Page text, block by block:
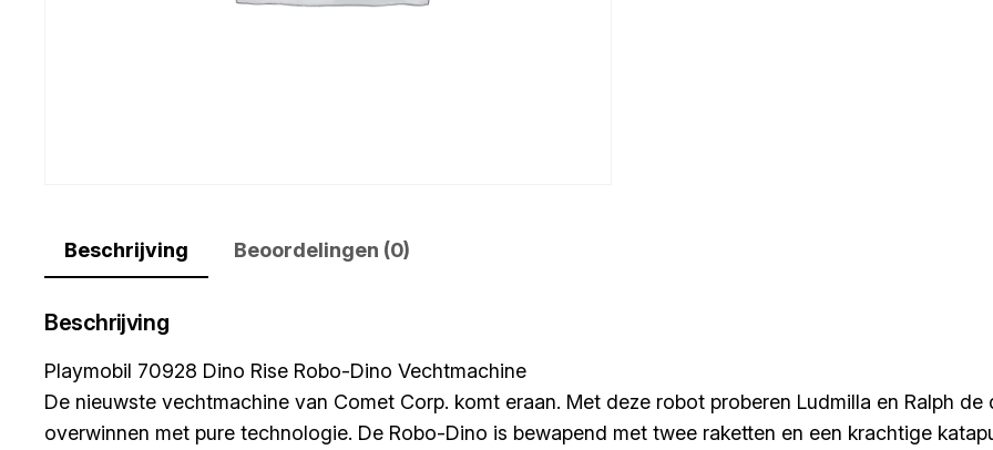
Beschrijving Beoordelingen (0)
Beschrijving
Playmobil 70928 Dino Rise Robo-Dino Vechtmachine
De nieuwste vechtmachine van Comet Corp. komt eraan. Met deze robot proberen Ludmilla en Ralph
overwinnen met pure technologie. De Robo-Dino is bewapend met twee raketten en een krachtige